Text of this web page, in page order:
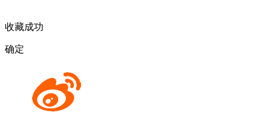
收藏成功
确定